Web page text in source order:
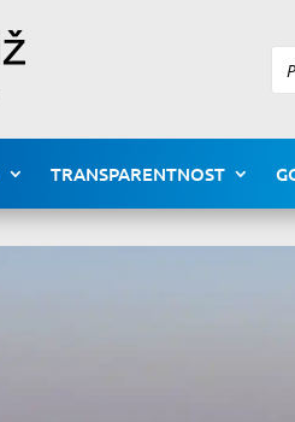
TRANSPARENTNOST